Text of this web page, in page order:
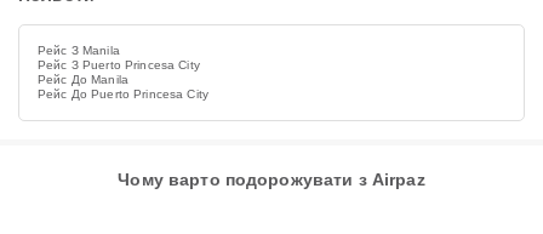
Рейс З Manila
Рейс З Puerto Princesa City
Рейс До Manila
Рейс До Puerto Princesa City
Чому варто подорожувати з Airpaz